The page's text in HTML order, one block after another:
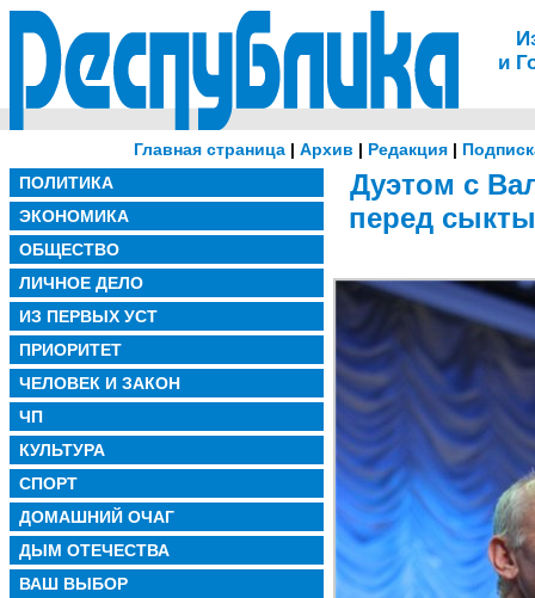
и
Главная страница| Архив | Редакция|
ПОЛИТИКА
ЭКОНОМИКА
ОБЩЕСТВО
ЛИЧНОЕ ДЕЛО
ИЗ ПЕРВЫХ УСТ
ПРИОРИТЕТ
ЧЕЛОВЕК И ЗАКОН
ЧП
КУЛЬТУРА
СПОРТ
ДОМАШНИЙ ОЧАГ
ДЫМ ОТЕЧЕСТВА
ВАШ ВЫБОР
Дуэтом с
перед